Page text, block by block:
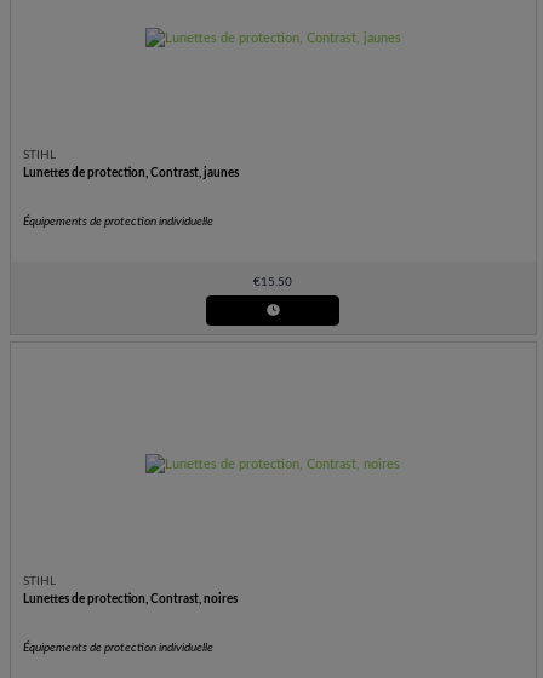
STIHL
Lunettes de protection, Contrast, jaunes
Équipements de protection individuelle
€15.50
STIHL
Lunettes de protection, Contrast, noires
Équipements de protection individuelle